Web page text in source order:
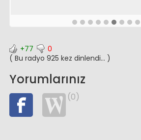
+77
0
( Bu radyo 925 kez dinlendi... )
Yorumlarınız
(0)